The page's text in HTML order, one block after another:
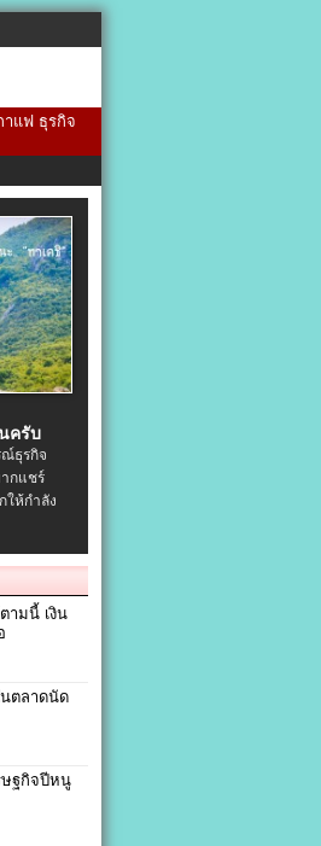
าแฟ ธุรกิจ
ครับ
ณ์ธุรกิจ
กแชร์
ห้กำลัง
ามนี้ เงิน
ตลาดนัด
ษฐกิจปีหนู